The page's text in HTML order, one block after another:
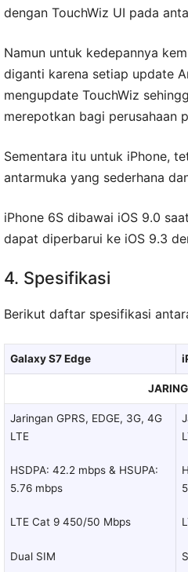
dengan TouchWiz UI pada
Namun untuk kedepannya
diganti karena setiap update
mengupdate TouchWiz
merepotkan bagi perusahaan
Sementara itu untuk iPhone,
antarmuka yang sederhana
iPhone 6S dibawai iOS 9.0
dapat diperbarui ke iOS 9.3
4. Spesifikasi
Berikut daftar spesifikasi
Galaxy S7 Edge
Jaringan GPRS, EDGE, 3G, 4G
LTE
HSDPA: 42.2 mbps & HSUPA:
5.76 mbps
LTE Cat 9 450/50 Mbps
Dual SIM